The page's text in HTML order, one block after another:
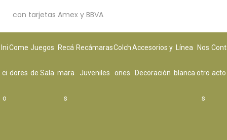
con tarjetas Amex y BBVA
Ini
ci
o
Come
dores
Juegos
de Sala
Recá
mara
s
Recámaras
Juveniles
Colch
ones
Accesorios y
Decoración
Línea
blanca
Nos
otro
s
Cont
acto